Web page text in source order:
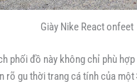
Giày Nike React onfeet
phối đồ này không chỉ phù
rõ gu thời trang cá tính của một